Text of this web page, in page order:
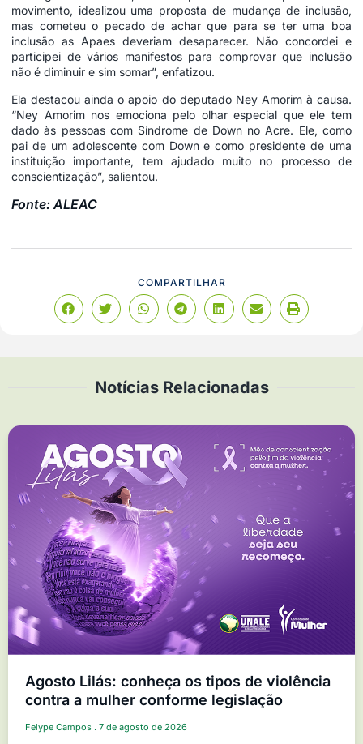
movimento, idealizou uma proposta de mudança de inclusão,
mas cometeu o pecado de achar que para se ter uma boa
inclusão as Apaes deveriam desaparecer. Não concordei e
participei de vários manifestos para comprovar que inclusão
não é diminuir e sim somar”, enfatizou.
Ela destacou ainda o apoio do deputado Ney Amorim à causa.
“Ney Amorim nos emociona pelo olhar especial que ele tem
dado às pessoas com Síndrome de Down no Acre. Ele, como
pai de um adolescente com Down e como presidente de uma
instituição importante, tem ajudado muito no processo de
conscientização”, salientou.
Fonte: ALEAC
COMPARTILHAR
Notícias Relacionadas
Agosto Lilás: conheça os tipos de violência
contra a mulher conforme legislação
Felype Campos 7 de agosto de 2026